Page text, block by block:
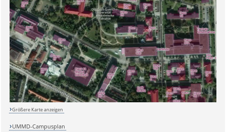
Sicherheitsabfrage:
Lösung:
Größere Karte anzeigen
UMMD-Campusplan